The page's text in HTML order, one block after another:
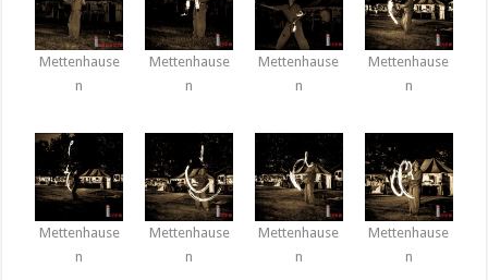
Mettenhause
n
Mettenhause
n
Mettenhause
n
Mettenhause
n
Mettenhause
n
Mettenhause
n
Mettenhause
n
Mettenhause
n